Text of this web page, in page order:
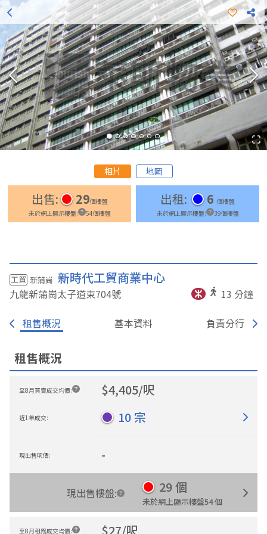
更多出租樓盤 更多出售樓盤
相片 地圖
出售: 29個樓盤
未於網上顯示樓盤: 54個樓盤
出租: 6 個樓盤
未於網上顯示樓盤: 39個樓盤
工貿 新蒲崗 新時代工貿商業中心
九龍新蒲崗太子道東704號 13 分鐘
租售概況 基本資料 負責分行
租售概況
至8月買賣成交均價: $4,405/呎
近1年成交: 10 宗
現出售呎價: -
現出售樓盤: 29個
未於網上顯示樓盤54個
至8月租務成交均價: $27/呎